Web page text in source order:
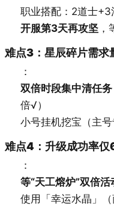
职业搭配：2道士
开服第3天再攻坚
难点3：星辰碎片需求
：
双倍时段集中清任务
倍√）
小号挂机挖宝（主号
难点4：升级成功率
：
等“天工熔炉”双倍活
使用「幸运水晶」